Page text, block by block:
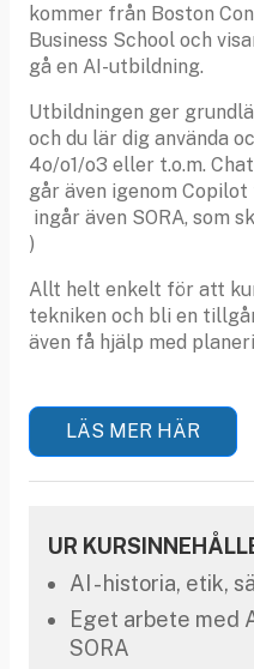
kommer från Boston
Business School och
gå en AI-utbildning.
Utbildningen ger
och du lär dig använda
4o/o1/o3 eller t.o.m.
går även igenom
ingår även SORA, som
)
Allt helt enkelt för att
tekniken och bli en
även få hjälp med
LÄS MER HÄR
UR
AI - historia, etik,
Eget arbete med
SORA